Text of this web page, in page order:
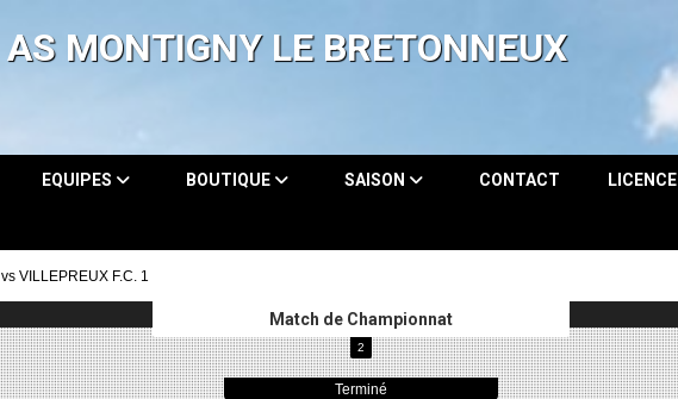
AS MONTIGNY LE BRETONNEUX
EQUIPES BOUTIQUE SAISON CONTACT LICENCE
vs VILLEPREUX F.C. 1
Match de Championnat
2
Terminé